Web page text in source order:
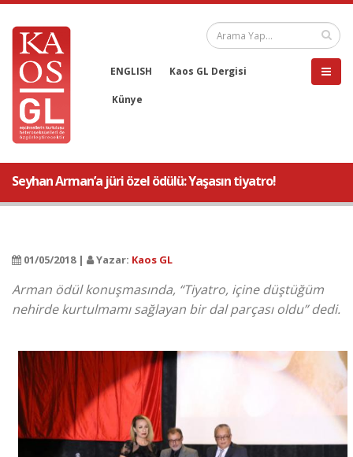
ENGLISH Kaos GL Dergisi
Künye
Seyhan Arman’a jüri özel ödülü: Yaşasın tiyatro!
01/05/2018 | Yazar: Kaos GL
Arman ödül konuşmasında, “Tiyatro, içine düştüğüm
nehirde kurtulmamı sağlayan bir dal parçası oldu” dedi.